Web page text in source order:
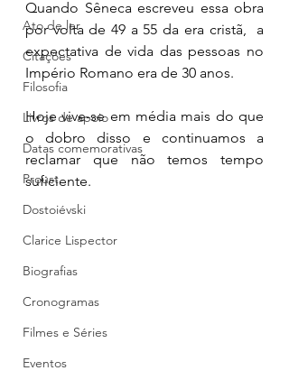
Ato de ler
Citações
Filosofia
Livros de apoio
Datas comemorativas
Proust
Dostoiévski
Clarice Lispector
Biografias
Cronogramas
Filmes e Séries
Eventos
Quando Sêneca escreveu essa obra
por volta de 49 a 55 da era cristã,  a
expectativa de vida das pessoas no
Império Romano era de 30 anos.
Hoje vive-se em média mais do que
o dobro disso e continuamos a
reclamar que não temos tempo
suficiente.